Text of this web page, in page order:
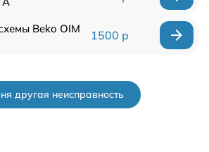
Beko OIM
1500 р
другая неисправность